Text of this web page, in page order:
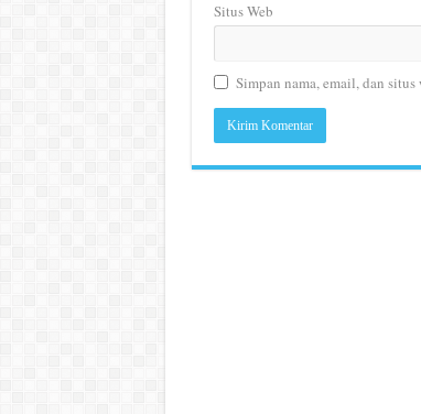
Situs Web
Simpan nama, email, dan